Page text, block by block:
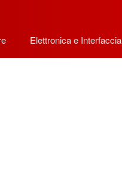
Elettronica e Interfaccia